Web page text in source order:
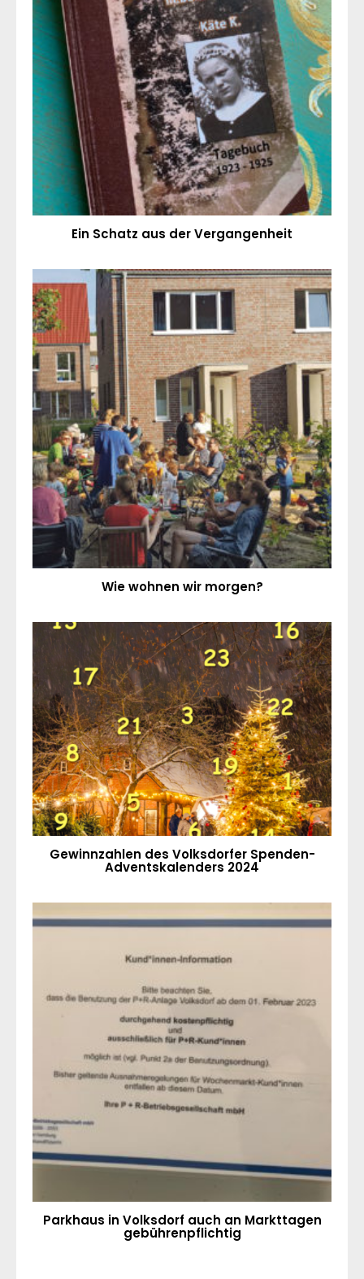
Ein Schatz aus der Vergangenheit
Wie wohnen wir morgen?
Gewinnzahlen des Volksdorfer Spenden-
Adventskalenders 2024
Parkhaus in Volksdorf auch an Markttagen
gebührenpflichtig